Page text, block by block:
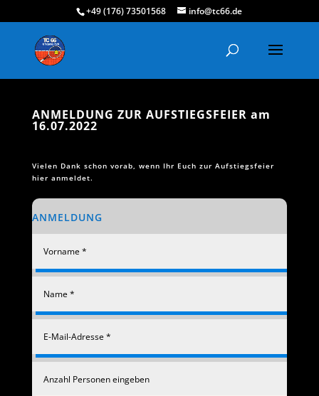
+49 (176) 73501568 info@tc66.de
ANMELDUNG ZUR AUFSTIEGSFEIER am
16.07.2022
Vielen Dank schon vorab, wenn Ihr Euch zur Aufstiegsfeier
hier anmeldet.
ANMELDUNG